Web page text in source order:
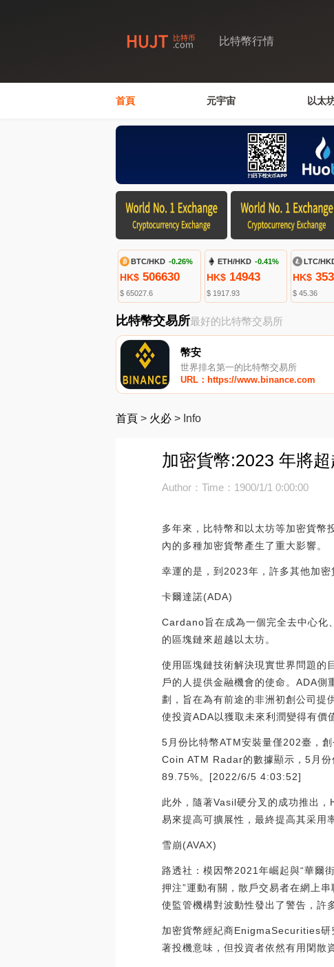
比特幣行情
首頁 元宇宙 以太
BTC/HKD -0.26%
HK$ 506630
$ 65027.6
ETH/HKD -0.41%
HK$14943
$ 1917.93
LTC/
HK$
$ 45.36
比特幣交易所最好的比特幣交易所
幣安
世界排名第一的比特幣交易所
URL：https://www.binance.com
首頁 > 火必 > Info
加密貨幣:2023 年將
Author：Time：1900/1/1 0:00:00
多年來，比特幣和以太坊等加密貨幣
內的多種加密貨幣產生了重大影響。
幸運的是，到2023年，許多其他加
卡爾達諾(ADA)
Cardano旨在成為一個完全去中心化
的區塊鏈來超越以太坊。
使用區塊鏈技術解決現實世界問題的
戶的人提供金融機會的使命。ADA
劃，旨在為有前途的非洲初創公司提
使投資ADA以獲取未來利潤變得有價
5月份比特幣ATM安裝量僅202臺，
Coin ATM Radar的數據顯示，5月
89.75%。[2022/6/5 4:03:52]
此外，隨著Vasil硬分叉的成功推出
易來提高可擴展性，最終提高其采用
雪崩(AVAX)
路透社：模因幣2021年崛起與“華爾
押注”運動有關，散戶交易者在網上
使監管機構對波動性發出了警告，許
加密貨幣經紀商EnigmaSecurities研
著投機意味，但投資者依然有用閑